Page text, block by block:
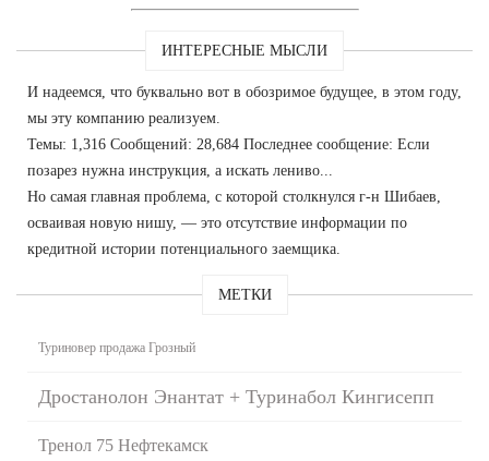
ИНТЕРЕСНЫЕ МЫСЛИ
И надеемся, что буквально вот в обозримое будущее, в этом году,
мы эту компанию реализуем.
Темы: 1,316 Сообщений: 28,684 Последнее сообщение: Если
позарез нужна инструкция, а искать лениво...
Но самая главная проблема, с которой столкнулся г-н Шибаев,
осваивая новую нишу, — это отсутствие информации по
кредитной истории потенциального заемщика.
МЕТКИ
Туриновер продажа Грозный
Дростанолон Энантат + Туринабол Кингисепп
Тренол 75 Нефтекамск